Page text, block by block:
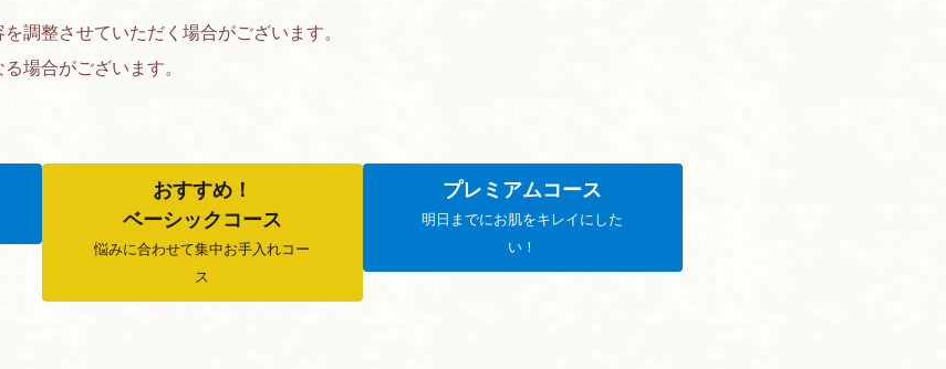
調整させていただく場合がございます。
場合がございます。
おすすめ！
ベーシックコース
悩みに合わせて集中お手入れコー
ス
プレミアムコース
明日までにお肌をキレイにした
い！